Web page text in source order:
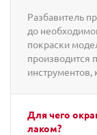
Разбавитель
до
покраски
производится
Для чего
лаком?